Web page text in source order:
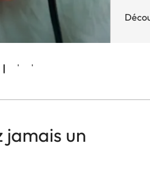
jamais un